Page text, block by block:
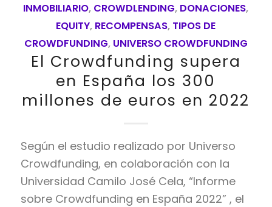
INMOBILIARIO, CROWDLENDING, DONACIONES,
EQUITY, RECOMPENSAS, TIPOS DE
CROWDFUNDING, UNIVERSO CROWDFUNDING
El Crowdfunding supera
en España los 300
millones de euros en 2022
Según el estudio realizado por Universo
Crowdfunding, en colaboración con la
Universidad Camilo José Cela, “Informe
sobre Crowdfunding en España 2022” , el